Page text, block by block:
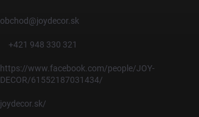
obchod@joydecor.sk
+421 948 330 321
https://www.facebook.com/people/JOY-
DECOR/61552187031434/
joydecor.sk/